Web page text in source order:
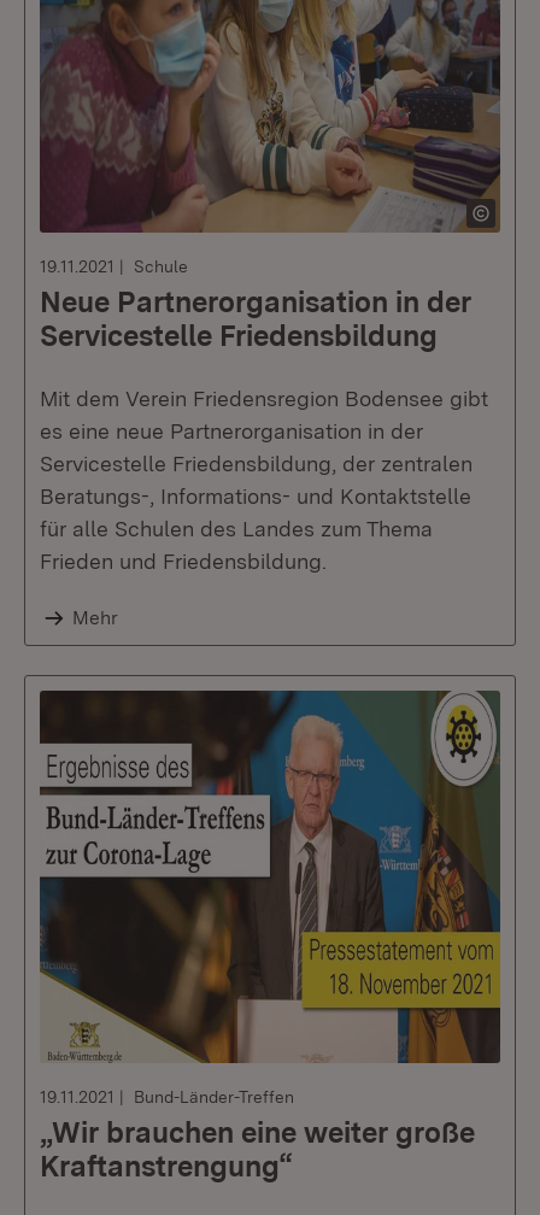
19.11.2021 Schule
Neue Partnerorganisation in der
Servicestelle Friedensbildung
Mit dem Verein Friedensregion Bodensee gibt
es eine neue Partnerorganisation in der
Servicestelle Friedensbildung, der zentralen
Beratungs-, Informations- und Kontaktstelle
für alle Schulen des Landes zum Thema
Frieden und Friedensbildung.
Mehr
19.11.2021 Bund-Länder-Treffen
„Wir brauchen eine weiter große
Kraftanstrengung“